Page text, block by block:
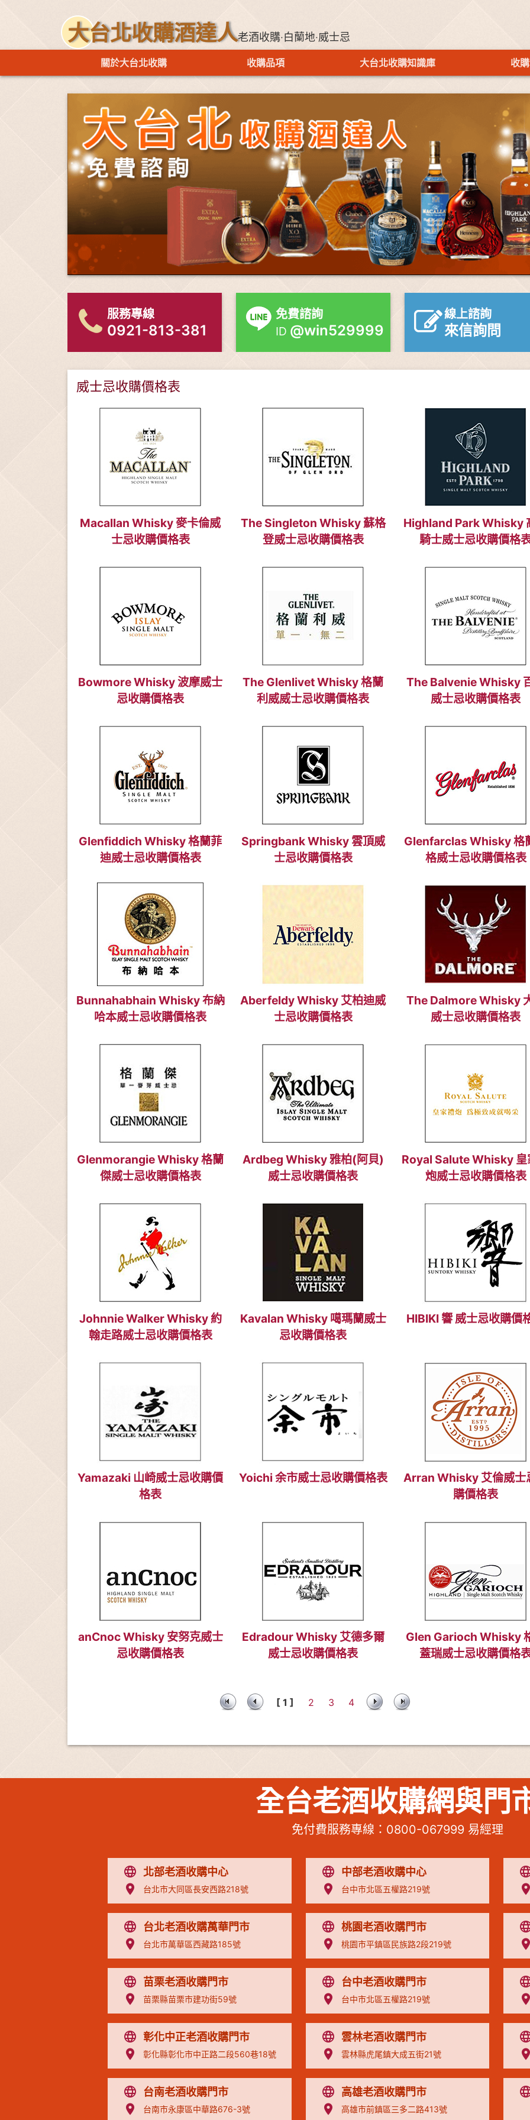
大台北收購酒達人老酒收購‧白蘭地‧威士忌
關於大台北收購 收購品項 大台北收購知識庫 收
服務專線
0921-813-381
免費諮詢
ID @win529999
線上諮詢
來信詢問
威士忌收購價格表
Macallan Whisky 麥卡倫威
士忌收購價格表
The Singleton Whisky 蘇格
登威士忌收購價格表
Highland Park Whisky
騎士威士忌收購價格
Bowmore Whisky 波摩威士
忌收購價格表
The Glenlivet Whisky 格蘭
利威威士忌收購價格表
The Balvenie Whisky
威士忌收購價格表
Glenfiddich Whisky 格蘭菲
迪威士忌收購價格表
Springbank Whisky 雲頂威
士忌收購價格表
Glenfarclas Whisky 格
格威士忌收購價格表
Bunnahabhain Whisky 布納
哈本威士忌收購價格表
Aberfeldy Whisky 艾柏迪威
士忌收購價格表
The Dalmore Whisky
威士忌收購價格表
Glenmorangie Whisky 格蘭
傑威士忌收購價格表
Ardbeg Whisky 雅柏(阿貝)
威士忌收購價格表
Royal Salute Whisky 皇
炮威士忌收購價格表
Johnnie Walker Whisky 約
翰走路威士忌收購價格表
Kavalan Whisky 噶瑪蘭威士
忌收購價格表
HIBIKI 響 威士忌收購價
Yamazaki 山崎威士忌收購價
格表
Yoichi 余市威士忌收購價格表
Arran Whisky 艾倫威士
購價格表
anCnoc Whisky 安努克威士
忌收購價格表
Edradour Whisky 艾德多爾
威士忌收購價格表
Glen Garioch Whisky
蓋瑞威士忌收購價格
[ 1 ] 2 3 4
全台老酒收購網與門
免付費服務專線： 0800-067999 易經理
北部老酒收購中心
台北市大同區長安西路218號
中部老酒收購中心
台中市北區五權路219號
台北老酒收購萬華門市
台北市萬華區西藏路185號
桃園老酒收購門市
桃園市平鎮區民族路2段219號
苗栗老酒收購門市
苗栗縣苗栗市建功街59號
台中老酒收購門市
台中市北區五權路219號
彰化中正老酒收購門市
彰化縣彰化市中正路二段560巷18號
雲林老酒收購門市
雲林縣虎尾鎮大成五街21號
台南老酒收購門市
台南市永康區中華路676-3號
高雄老酒收購門市
高雄市前鎮區三多二路413號